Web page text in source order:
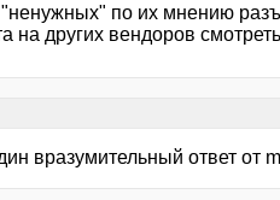
по их мнению
на других вендоров
вразумительный ответ от